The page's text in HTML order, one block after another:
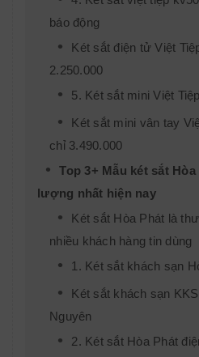
báo động
Két sắt điện tử Việt
2.250.000
5. Két sắt mini Việt
Két sắt mini vân tay
chỉ 3.490.000
Top 3+ Mẫu két sắt
lượng nhất hiện nay
Két sắt Hòa Phát là
nhiều khách hàng tin dùng
1. Két sắt khách sạn
Két sắt khách sạn
Nguyên
2. Két sắt Hòa Phát